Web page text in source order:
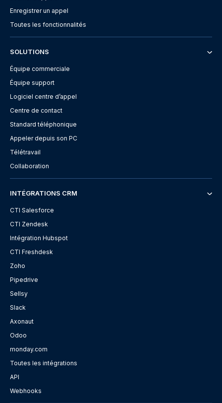
Enregistrer un appel
Toutes les fonctionnalités
SOLUTIONS
Équipe commerciale
Équipe support
Logiciel centre d’appel
Centre de contact
Standard téléphonique
Appeler depuis son PC
Télétravail
Collaboration
INTÉGRATIONS CRM
CTI Salesforce
CTI Zendesk
Intégration Hubspot
CTI Freshdesk
Zoho
Pipedrive
Sellsy
Slack
Axonaut
Odoo
monday.com
Toutes les intégrations
API
Webhooks